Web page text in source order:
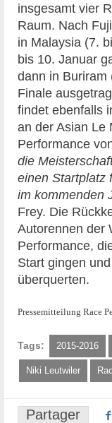
insgesamt vier
Raum. Nach
in Malaysia (7.
bis 10. Januar
dann in Buriram
Finale
findet ebenfalls
an der Asian Le
Performance
die
einen Startplatz
im kommenden
Frey. Die
Autorennen der
Performance,
Start gingen
überquerten.
Pressemitteilung Race
Tags: 2015-2016
Niki Leutwiler
Partager